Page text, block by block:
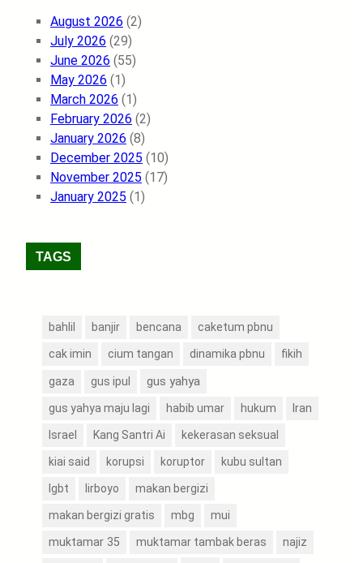
August 2026 (2)
July 2026 (29)
June 2026 (55)
May 2026 (1)
March 2026 (1)
February 2026 (2)
January 2026 (8)
December 2025 (10)
November 2025 (17)
January 2025 (1)
TAGS
bahlil banjir bencana caketum pbnu
cak imin cium tangan dinamika pbnu fikih
gaza gus ipul gus yahya
gus yahya maju lagi habib umar hukum Iran
Israel Kang Santri Ai kekerasan seksual
kiai said korupsi koruptor kubu sultan
lgbt lirboyo makan bergizi
makan bergizi gratis mbg mui
muktamar 35 muktamar tambak beras najiz